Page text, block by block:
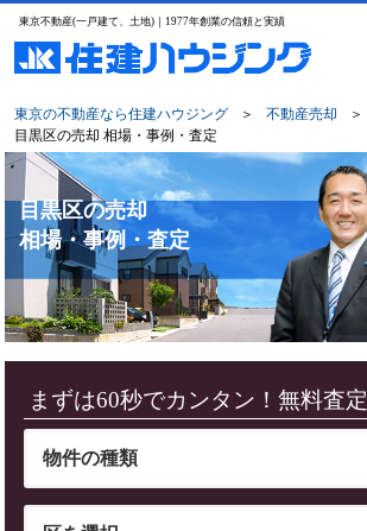
東京不動産(一戸建て、土地)｜1977年創業の信頼と実績
東京の不動産なら住建ハウジング ＞ 不動産売却 ＞
目黒区の売却 相場・事例・査定
目黒区の売却
相場・事例・査定
まずは60秒でカンタン！無料査定